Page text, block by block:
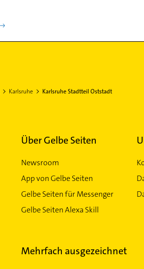
Karlsruhe Karlsruhe Stadtteil Oststadt
Über Gelbe Seiten
Newsroom
App von Gelbe Seiten
Gelbe Seiten für Messenger
Gelbe Seiten Alexa Skill
Mehrfach ausgezeichnet